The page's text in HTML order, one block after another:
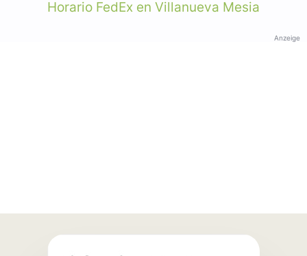
Horario FedEx en Villanueva Mesia
Anzeige